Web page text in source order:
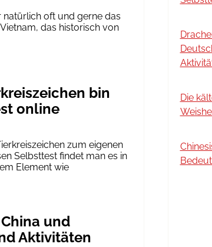
oft und gerne das
das historisch von
bin
online
zum eigenen
Selbsttest findet man es in
Element wie
und
Aktivitäten
Die